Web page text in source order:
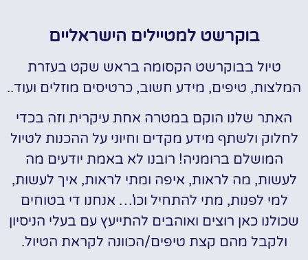
בוקרשט למטיילים הישראליים
טיול בבוקרשט הקסומה בראש שקט בעזרת
המלצות, טיפים, מידע חשוב, כרטיסים מוזלים ועוד..
האתר שלנו הוקם במטרה אחת עיקרית וזה בכדי
לחלוק ולשתף מידע מקדים וחיוני על ההכנות לטיול
המושלם ברומניה! רובנו לא באמת יודעים מה
לעשות, מה לראות, איפה ומתי לראות, איך לעשות,
למי לפנות, מתי להתחיל וכו'… אנחנו די בטוחים
שכולנו כאן רוצים ואוהבים להתייעץ עם בעלי הניסיון
ולקבל מהם קצת טיפים/הכוונה לקראת הטיול.